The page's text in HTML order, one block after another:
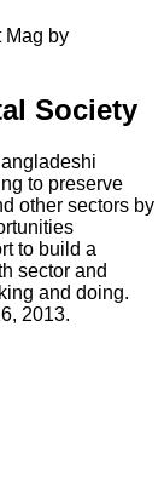
Mag by
Society
to preserve
other sectors by
to build a
sector and
and doing.
2013.